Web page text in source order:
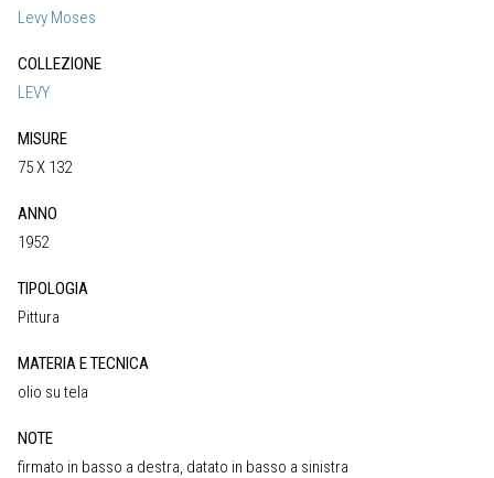
Levy Moses
COLLEZIONE
LEVY
MISURE
75 X 132
ANNO
1952
TIPOLOGIA
Pittura
MATERIA E TECNICA
olio su tela
NOTE
firmato in basso a destra, datato in basso a sinistra